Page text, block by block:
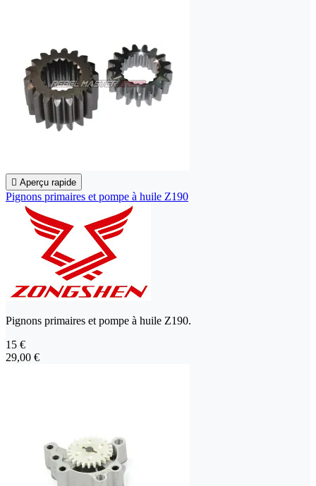
 Aperçu rapide
Pignons primaires et pompe à huile Z190
Pignons primaires et pompe à huile Z190.
15 €
29,00 €